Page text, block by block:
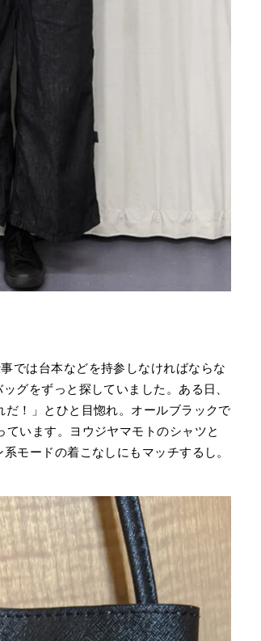
では台本などを持参しなければならな
グをずっと探していました。ある日、
！」とひと目惚れ。オールブラックで
います。ヨウジヤマモトのシャツと
モードの着こなしにもマッチするし。